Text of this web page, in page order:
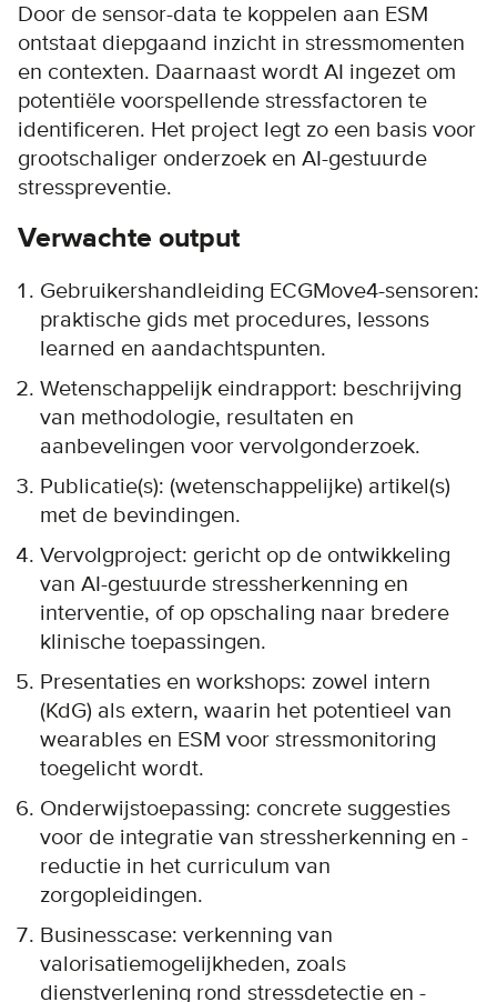
Door de sensor-data te koppelen aan ESM
ontstaat diepgaand inzicht in stressmomenten
en contexten. Daarnaast wordt AI ingezet om
potentiële voorspellende stressfactoren te
identificeren. Het project legt zo een basis voor
grootschaliger onderzoek en AI-gestuurde
stresspreventie.
Verwachte output
Gebruikershandleiding ECGMove4-sensoren:
praktische gids met procedures, lessons
learned en aandachtspunten.
Wetenschappelijk eindrapport: beschrijving
van methodologie, resultaten en
aanbevelingen voor vervolgonderzoek.
Publicatie(s): (wetenschappelijke) artikel(s)
met de bevindingen.
Vervolgproject: gericht op de ontwikkeling
van AI-gestuurde stressherkenning en
interventie, of op opschaling naar bredere
klinische toepassingen.
Presentaties en workshops: zowel intern
(KdG) als extern, waarin het potentieel van
wearables en ESM voor stressmonitoring
toegelicht wordt.
Onderwijstoepassing: concrete suggesties
voor de integratie van stressherkenning en -
reductie in het curriculum van
zorgopleidingen.
Businesscase: verkenning van
valorisatiemogelijkheden, zoals
dienstverlening rond stressdetectie en -